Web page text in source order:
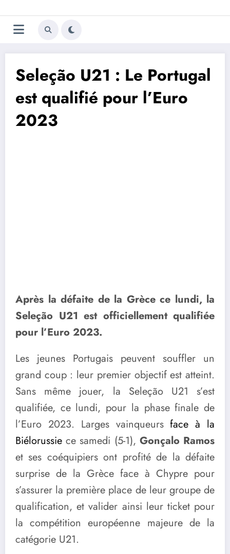
au
contenu
Trivela
L'actualité du football
Seleção U21 : Le Portugal
est qualifié pour l’Euro
2023
Après la défaite de la Grèce ce lundi, la
Seleção U21 est officiellement qualifiée
pour l’Euro 2023.
Les jeunes Portugais peuvent souffler un
grand coup : leur premier objectif est atteint.
Sans même jouer, la Seleção U21 s’est
qualifiée, ce lundi, pour la phase finale de
l’Euro 2023. Larges vainqueursface à la
Biélorussie ce samedi (5-1), Gonçalo Ramos
et ses coéquipiers ont profité de la défaite
surprise de la Grèce face à Chypre pour
s’assurer la première place de leur groupe de
qualification, et valider ainsi leur ticket pour
la compétition européenne majeure de la
catégorie U21.